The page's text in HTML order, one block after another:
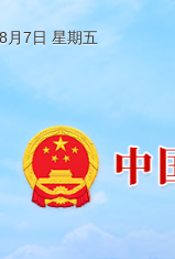
月7日 星期五